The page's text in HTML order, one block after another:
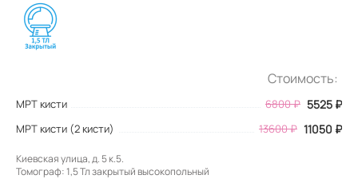
Стоимость:
МРТ кисти 6800₽ 5525 ₽
МРТ кисти (2 кисти) 13600 ₽ 11050 ₽
Киевская улица, д. 5 к.5.
Томограф: 1,5 Тл закрытый высокопольный